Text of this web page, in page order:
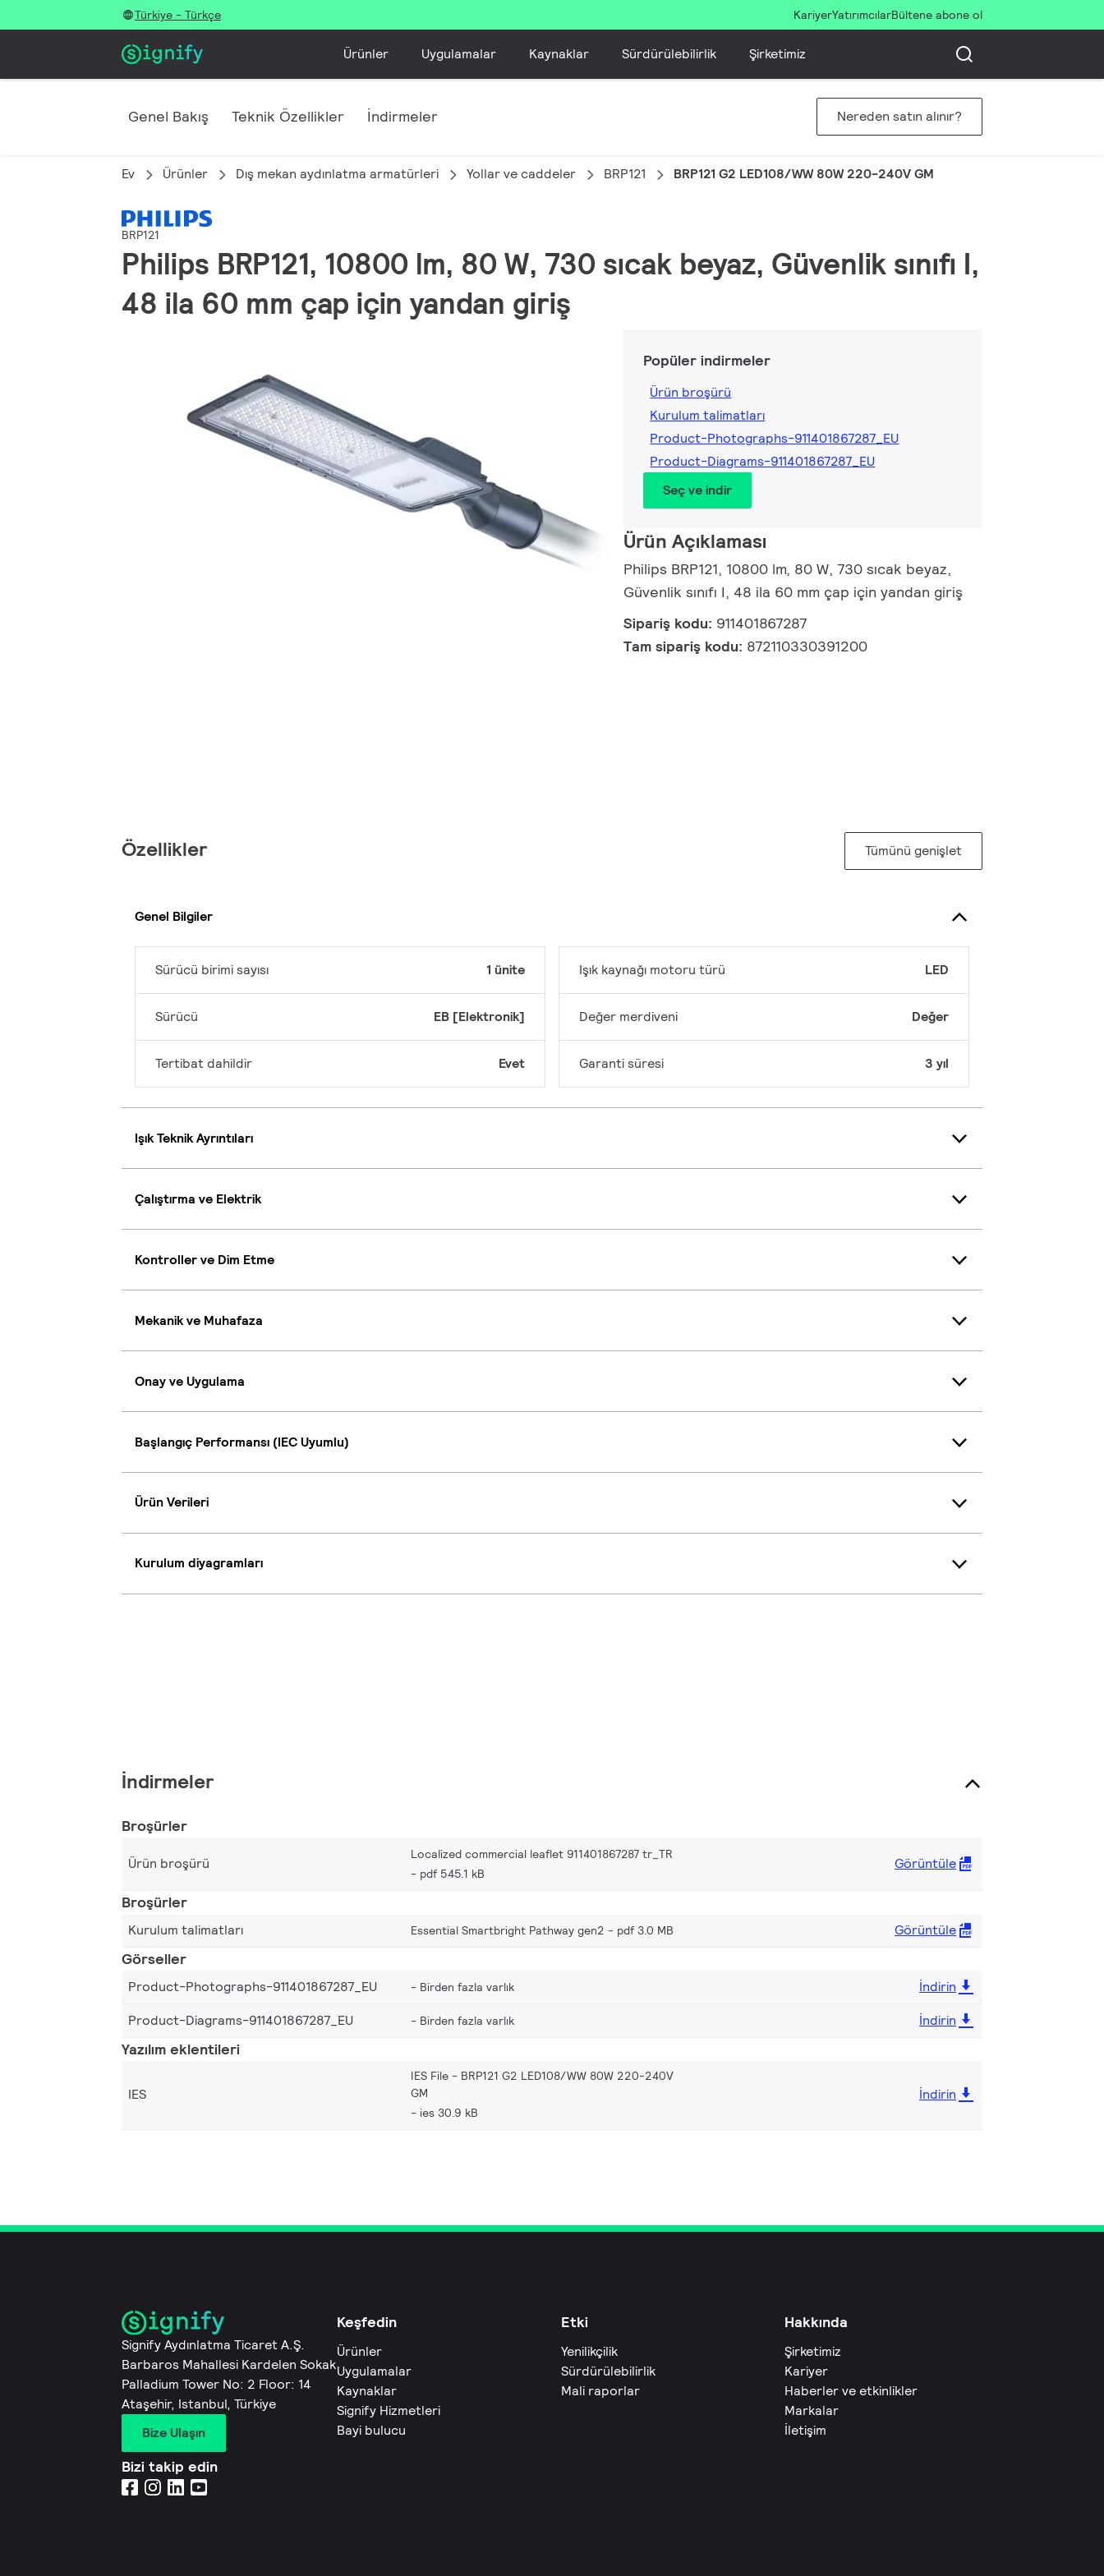
Türkiye - Türkçe KariyerYatırımcılarBültene abone ol
Ürünler Uygulamalar Kaynaklar Sürdürülebilirlik Şirketimiz
Genel Bakış Teknik Özellikler İndirmeler Nereden satın alınır?
Ev Ürünler Dış mekan aydınlatma armatürleri Yollar ve caddeler BRP121 BRP121 G2 LED108/WW 80W 220-240V GM
BRP121
Philips BRP121, 10800 lm, 80 W, 730 sıcak beyaz, Güvenlik sınıfı I,
48 ila 60 mm çap için yandan giriş
Popüler indirmeler
Ürün broşürü
Kurulum talimatları
Product-Photographs-911401867287_EU
Product-Diagrams-911401867287_EU
Seç ve indir
Ürün Açıklaması
Philips BRP121, 10800 lm, 80 W, 730 sıcak beyaz,
Güvenlik sınıfı I, 48 ila 60 mm çap için yandan giriş
Sipariş kodu: 911401867287
Tam sipariş kodu: 872110330391200
Özellikler Tümünü genişlet
Genel Bilgiler
Sürücü birimi sayısı 1 ünite
Sürücü EB [Elektronik]
Tertibat dahildir Evet
Işık kaynağı motoru türü LED
Değer merdiveni Değer
Garanti süresi 3 yıl
Işık Teknik Ayrıntıları
Çalıştırma ve Elektrik
Kontroller ve Dim Etme
Mekanik ve Muhafaza
Onay ve Uygulama
Başlangıç Performansı (IEC Uyumlu)
Ürün Verileri
Kurulum diyagramları
İndirmeler
Broşürler
Ürün broşürü
Localized commercial leaflet 911401867287 tr_TR
pdf 545.1 kB
Görüntüle
Broşürler
Kurulum talimatları Essential Smartbright Pathway gen2 pdf 3.0 MB Görüntüle
Görseller
Product-Photographs-911401867287_EU Birden fazla varlık
İndirin
Product-Diagrams-911401867287_EU
Birden fazla varlık İndirin
Yazılım eklentileri
IES
IES File - BRP121 G2 LED108/WW 80W 220-240V
GM
ies 30.9 kB
İndirin
Signify Aydınlatma Ticaret A.Ş.
Barbaros Mahallesi Kardelen Sokak
Palladium Tower No: 2 Floor: 14
Ataşehir, Istanbul, Türkiye
Bize Ulaşın
Bizi takip edin
Keşfedin
Ürünler
Uygulamalar
Kaynaklar
Signify Hizmetleri
Bayi bulucu
Etki
Yenilikçilik
Sürdürülebilirlik
Mali raporlar
Hakkında
Şirketimiz
Kariyer
Haberler ve etkinlikler
Markalar
İletişim